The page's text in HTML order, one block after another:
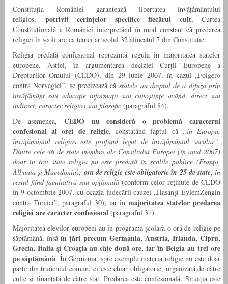
Constituția României garantează libertatea învățământului
religios, potrivit cerințelor specifice fiecărui cult, Curtea
Constituțională a României interpretând în mod constant că predarea
religiei în școli are ca temei articolul 32 alineatul 7 din Constituție.
Religia predată confesional reprezintă regula în majoritatea statelor
europene. Astfel, în argumentarea deciziei Curții Europene a
Drepturilor Omului (CEDO), din 29 iunie 2007, în cazul „Folgero
contra Norvegiei”, se precizează căstatele au dreptul de a difuza prin
învățământ sau educație informații sau cunoștințe având, direct sau
indirect, caracter religios sau filosofic (paragraful 84).
De asemenea, CEDO nu consideră o problemă caracterul
confesional al orei de religie, constatând faptul că „în Europa,
învățământul religios este profund legat de învățământul secular”.
Dintre cele 46 de state membre ale Consiliului Europei (în anul 2007)
doar în trei state religia nu este predată înșcolile publice (Franța,
Albaniași Macedonia); ora de religie este obligatorie în 25 de state,în
restul fiind facultativă sau opțională (conform celor reținute de CEDO
în 9 octombrie 2007, cu ocazia judecării cauzei „Hasanși EylemZengin
contra Turciei”, paragraful 30); iar înmajoritatea statelor predarea
religiei are caracter confesional (paragraful 31).
Majoritatea elevilor europeni au în programa școlară o oră de religie pe
săptămână, însăîn țări precum Germania, Austria, Irlanda, Cipru,
Grecia, Italia și Croația au câte două ore, iar în Belgia au trei ore
pe săptămână. În Germania, spre exemplu materia religie nu este doar
parte din trunchiul comun, ci este chiar obligatorie, organizată de către
culte și finanțată de către stat. Predarea este confesională. Situația este